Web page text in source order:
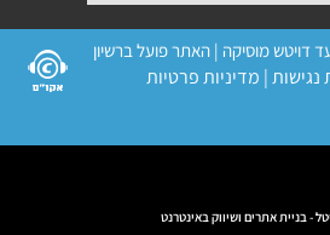
| מדיניות פרטיות
- בניית אתרים ושיווק באינטרנט